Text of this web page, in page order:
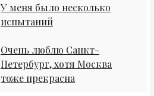
У меня было несколько
испытаний
Очень люблю Санкт-
Петербург, хотя Москва
тоже прекрасна